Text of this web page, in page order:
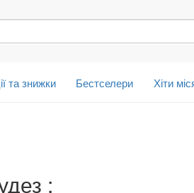
та знижки Бестселери Хіти
: